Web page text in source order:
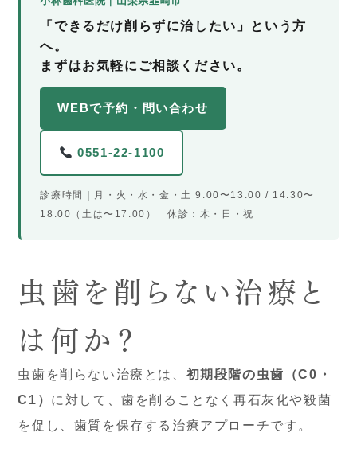
「できるだけ削らずに治したい」という方
へ。
まずはお気軽にご相談ください。
WEBで予約・問い合わせ
0551-22-1100
診療時間｜月・火・水・金・土 9:00〜13:00 / 14:30〜
18:00（土は〜17:00） 休診：木・日・祝
虫歯を削らない治療と
は何か？
虫歯を削らない治療とは、 初期段階の虫歯（C0・
C1） に対して、歯を削ることなく再石灰化や殺菌
を促し、歯質を保存する治療アプローチです。